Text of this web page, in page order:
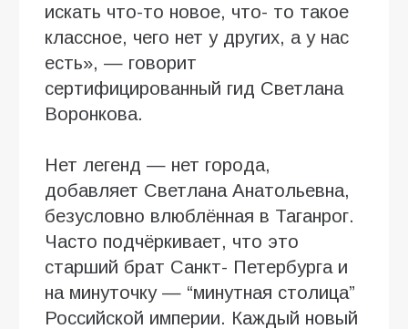
искать что-то новое, что- то такое
классное, чего нет у других, а у нас
есть», — говорит
сертифицированный гид Светлана
Воронкова.
Нет легенд — нет города,
добавляет Светлана Анатольевна,
безусловно влюблённая в Таганрог.
Часто подчёркивает, что это
старший брат Санкт- Петербурга и
на минуточку — “минутная столица”
Российской империи. Каждый новый